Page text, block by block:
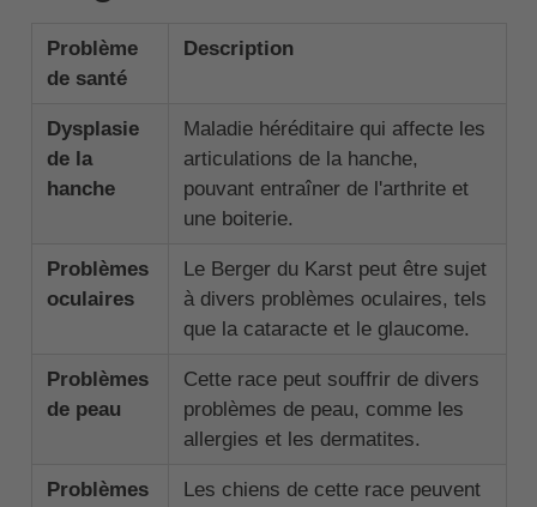
Problème
de santé
Description
Dysplasie
de la
hanche
Maladie héréditaire qui affecte les
articulations de la hanche,
pouvant entraîner de l'arthrite et
une boiterie.
Problèmes
oculaires
Le Berger du Karst peut être sujet
à divers problèmes oculaires, tels
que la cataracte et le glaucome.
Problèmes
de peau
Cette race peut souffrir de divers
problèmes de peau, comme les
allergies et les dermatites.
Problèmes
Les chiens de cette race peuvent